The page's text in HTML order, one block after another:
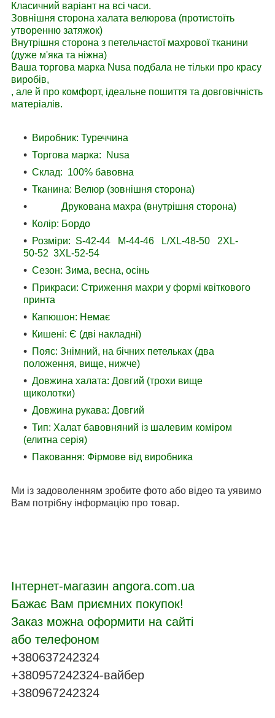
Класичний варіант на всі часи.
Зовнішня сторона халата велюрова (протистоїть
утворенню затяжок)
Внутрішня сторона з петельчастої махрової тканини
(дуже м'яка та ніжна)
Ваша торгова марка Nusa подбала не тільки про красу
виробів,
, але й про комфорт, ідеальне пошиття та довговічність
матеріалів.
Виробник: Туреччина
Торгова марка: Nusa
Склад: 100% бавовна
Тканина: Велюр (зовнішня сторона)
Друкована махра (внутрішня сторона)
Колір: Бордо
Розміри: S-42-44 M-44-46 L/XL-48-50 2XL-
50-52 3XL-52-54
Сезон: Зима, весна, осінь
Прикраси: Стриження махри у формі квіткового
принта
Капюшон: Немає
Кишені: Є (дві накладні)
Пояс: Знімний, на бічних петельках (два
положення, вище, нижче)
Довжина халата: Довгий (трохи вище
щиколотки)
Довжина рукава: Довгий
Тип: Халат бавовняний із шалевим коміром
(елитна серія)
Паковання: Фірмове від виробника
Ми із задоволенням зробите фото або відео та уявимо
Вам потрібну інформацію про товар.
Інтернет-магазин angora.com.ua
Бажає Вам приємних покупок!
Заказ можна оформити на сайті
або телефоном
+380637242324
+380957242324-вайбер
+380967242324